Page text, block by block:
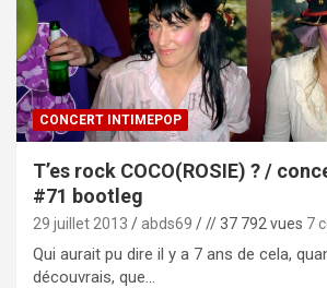
CONCERT INTIMEPOP
T’es rock COCO(ROSIE) ? /
#71 bootleg
29 juillet 2013 abds69 // 37 792 vues 7
Qui aurait pu dire il y a 7 ans de cela,
découvrais, que…